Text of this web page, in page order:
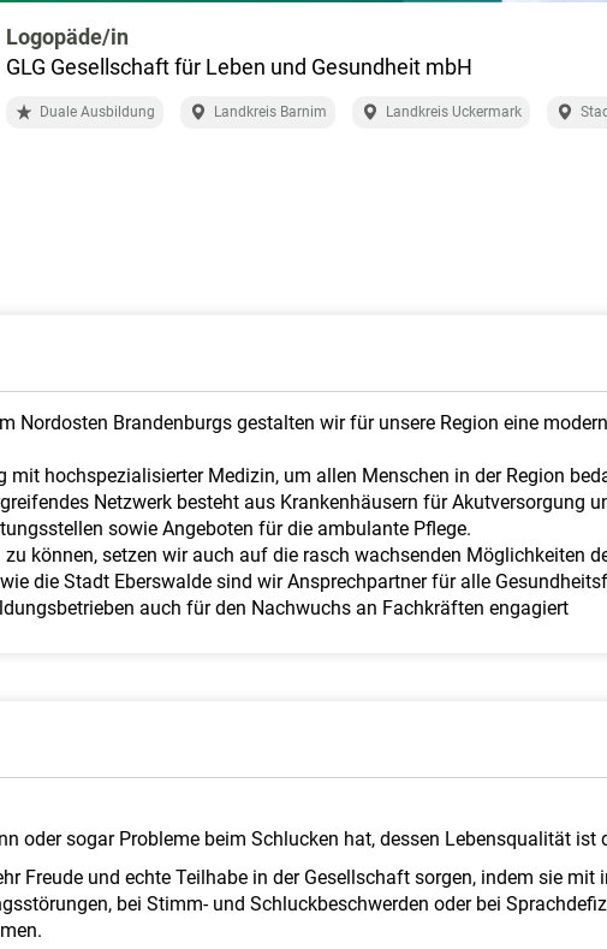
Logopäde/in
GLG Gesellschaft für Leben und Gesundheit mbH
Duale Ausbildung Landkreis Barnim Landkreis Uckermark
Nordosten Brandenburgs gestalten wir für unsere Region eine
mit hochspezialisierter Medizin, um allen Menschen in der Region
Netzwerk besteht aus Krankenhäusern für Akutversorgung
sowie Angeboten für die ambulante Pflege.
können, setzen wir auch auf die rasch wachsenden Möglichkeiten
die Stadt Eberswalde sind wir Ansprechpartner für alle
auch für den Nachwuchs an Fachkräften engagiert
oder sogar Probleme beim Schlucken hat, dessen Lebensqualität ist
Freude und echte Teilhabe in der Gesellschaft sorgen, indem sie
bei Stimm- und Schluckbeschwerden oder bei